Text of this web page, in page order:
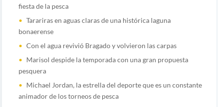
fiesta de la pesca
Tarariras en aguas claras de una histórica laguna
bonaerense
Con el agua revivió Bragado y volvieron las carpas
Marisol despide la temporada con una gran propuesta
pesquera
Michael Jordan, la estrella del deporte que es un constante
animador de los torneos de pesca